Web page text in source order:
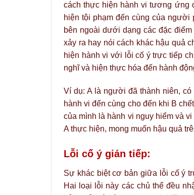
cách thực hiện hành vi tương ứng
hiện tội phạm đến cùng của người
bên ngoài dưới dạng các đặc
xảy ra hay nói cách khác hậu quả
hiện hành vi với lỗi cố ý trực tiếp
nghĩ và hiện thực hóa đến hành
Ví dụ: A là người đã thành niên,
hành vi đến cùng cho đến khi B
của mình là hành vi nguy hiểm và
A thực hiện, mong muốn hậu quả
Lỗi cố ý gián tiếp:
Sự khác biệt cơ bản giữa lỗi cố ý
Hai loại lỗi này các chủ thể đều